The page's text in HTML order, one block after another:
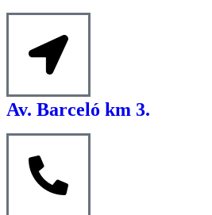
Av. Barceló km 3.